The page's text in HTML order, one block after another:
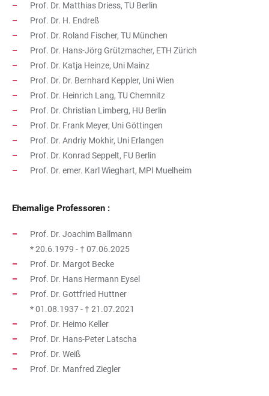
Prof. Dr. Matthias Driess, TU Berlin
Prof. Dr. H. Endreß
Prof. Dr. Roland Fischer, TU München
Prof. Dr. Hans-Jörg Grützmacher, ETH Zürich
Prof. Dr. Katja Heinze, Uni Mainz
Prof. Dr. Dr. Bernhard Keppler, Uni Wien
Prof. Dr. Heinrich Lang, TU Chemnitz
Prof. Dr. Christian Limberg, HU Berlin
Prof. Dr. Frank Meyer, Uni Göttingen
Prof. Dr. Andriy Mokhir, Uni Erlangen
Prof. Dr. Konrad Seppelt, FU Berlin
Prof. Dr. emer. Karl Wieghart, MPI Muelheim
Ehemalige Professoren :
Prof. Dr. Joachim Ballmann
* 20.6.1979 - † 07.06.2025
Prof. Dr. Margot Becke
Prof. Dr. Hans Hermann Eysel
Prof. Dr. Gottfried Huttner
* 01.08.1937 - † 21.07.2021
Prof. Dr. Heimo Keller
Prof. Dr. Hans-Peter Latscha
Prof. Dr. Weiß
Prof. Dr. Manfred Ziegler